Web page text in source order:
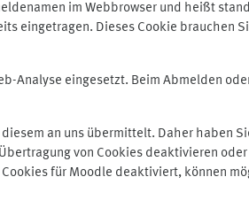
im Webbrowser und heißt
eingetragen. Dieses Cookie brauchen
Analyse eingesetzt. Beim Abmelden
an uns übermittelt. Daher haben
von Cookies deaktivieren
für Moodle deaktiviert, können